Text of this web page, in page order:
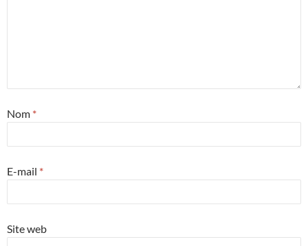
Nom *
E-mail *
Site web